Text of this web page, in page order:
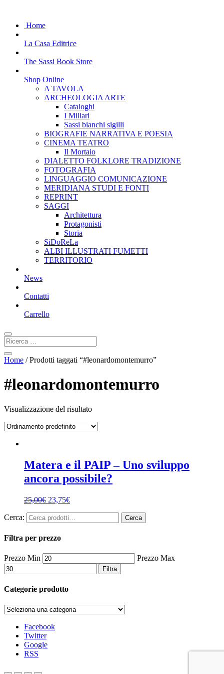
Home
La Casa Editrice
The Sassi Book Store
Shop Online
A TAVOLA
ARCHEOLOGIA ARTE
Cataloghi
I Miliari
Sassi bianchi sigilli
BIOGRAFIE NARRATIVA E POESIA
CINEMA TEATRO
Il Mortaio
DIALETTO FOLKLORE TRADIZIONE
FOTOGRAFIA
LINGUAGGIO COMUNICAZIONE
MERIDIANA STUDI E FONTI
REPRINT
SAGGI
Architettura
Protagonisti
Storia
SiDoReLa
ALBI ILLUSTRATI FUMETTI
TERRITORIO
News
Contatti
Carrello
Home / Prodotti taggati “#leonardomontemurro”
#leonardomontemurro
Visualizzazione del risultato
Matera e il PAIP – Uno sviluppo
ancora possibile?
25,00€ 23,75€
Cerca: Cerca
Filtra per prezzo
Prezzo Min Prezzo Max
Filtra
Categorie prodotto
Facebook
Twitter
Google
RSS